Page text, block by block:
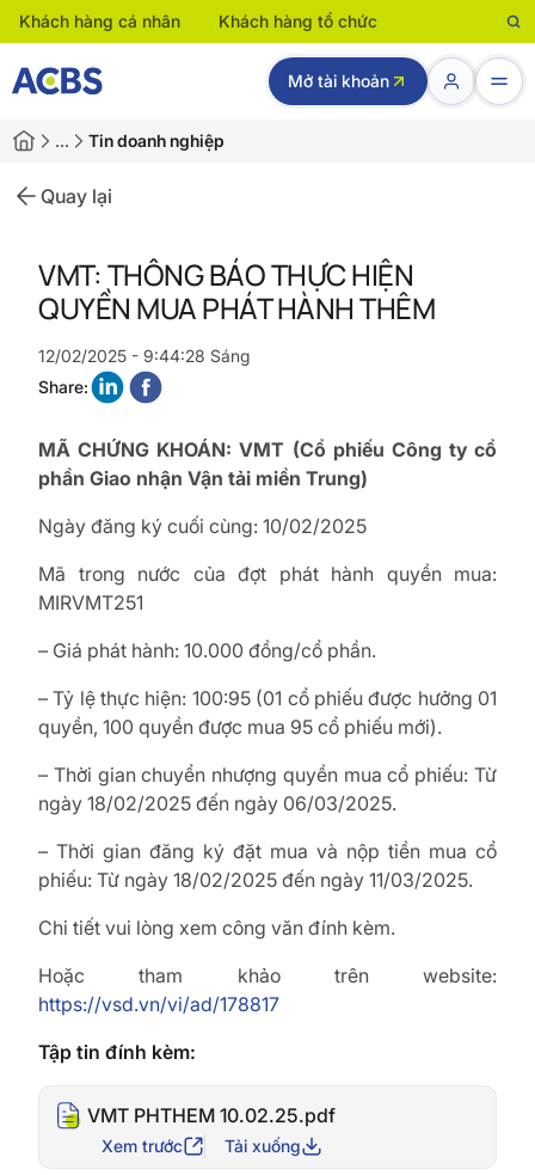
Khách hàng cá nhân Khách hàng tổ chức
Mở tài khoản
… Tin doanh nghiệp
Quay lại
VMT: THÔNG BÁO THỰC HIỆN
QUYỀN MUA PHÁT HÀNH THÊM
12/02/2025 - 9:44:28 Sáng
Share:
MÃ CHỨNG KHOÁN: VMT (Cổ phiếu Công ty cổ
phần Giao nhận Vận tải miền Trung)
Ngày đăng ký cuối cùng: 10/02/2025
Mã trong nước của đợt phát hành quyền mua:
MIRVMT251
– Giá phát hành: 10.000 đồng/cổ phần.
– Tỷ lệ thực hiện: 100:95 (01 cổ phiếu được hưởng 01
quyền, 100 quyền được mua 95 cổ phiếu mới).
– Thời gian chuyển nhượng quyền mua cổ phiếu: Từ
ngày 18/02/2025 đến ngày 06/03/2025.
– Thời gian đăng ký đặt mua và nộp tiền mua cổ
phiếu: Từ ngày 18/02/2025 đến ngày 11/03/2025.
Chi tiết vui lòng xem công văn đính kèm.
Hoặc tham khảo trên website:
https://vsd.vn/vi/ad/178817
Tập tin đính kèm:
VMT PHTHEM 10.02.25.pdf
Xem trước Tải xuống